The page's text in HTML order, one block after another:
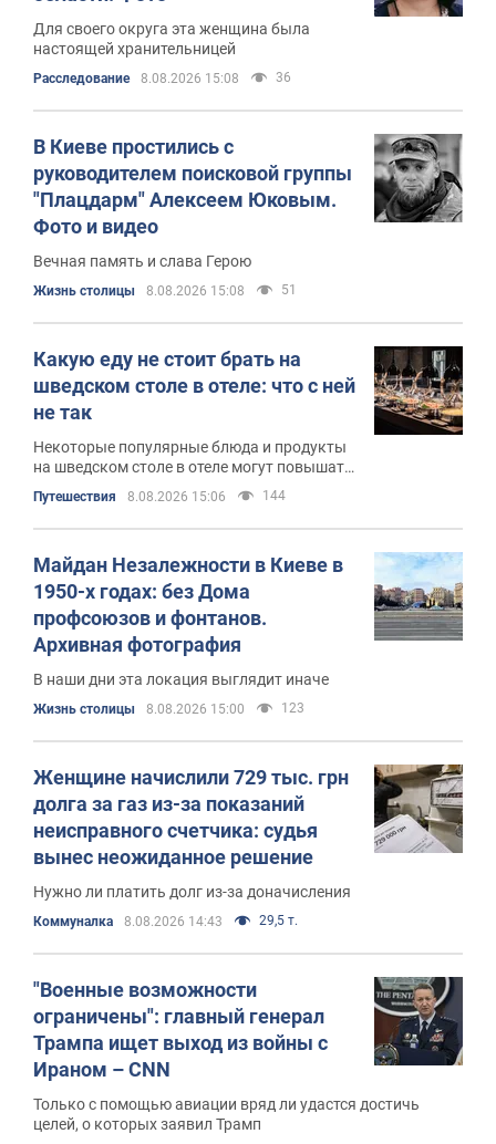
Для своего округа эта женщина была
настоящей хранительницей
Расследование 8.08.2026 15:08 36
В Киеве простились с
руководителем поисковой группы
"Плацдарм" Алексеем Юковым.
Фото и видео
Вечная память и слава Герою
Жизнь столицы 8.08.2026 15:08 51
Какую еду не стоит брать на
шведском столе в отеле: что с ней
не так
Некоторые популярные блюда и продукты
на шведском столе в отеле могут повышать
Путешествия 8.08.2026 15:06 144
Майдан Незалежности в Киеве в
1950-х годах: без Дома
профсоюзов и фонтанов.
Архивная фотография
В наши дни эта локация выглядит иначе
Жизнь столицы 8.08.2026 15:00 123
Женщине начислили 729 тыс. грн
долга за газ из-за показаний
неисправного счетчика: судья
вынес неожиданное решение
Нужно ли платить долг из-за доначисления
Коммуналка 8.08.2026 14:43 29,5 т.
"Военные возможности
ограничены": главный генерал
Трампа ищет выход из войны с
Ираном – CNN
Только с помощью авиации вряд ли удастся достичь
целей, о которых заявил Трамп